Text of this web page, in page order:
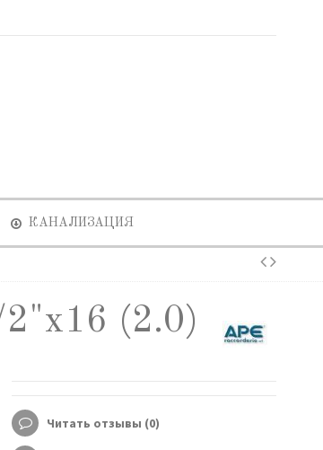
КАНАЛИЗАЦИЯ
2"х16 (2.0)
Читать отзывы (0)